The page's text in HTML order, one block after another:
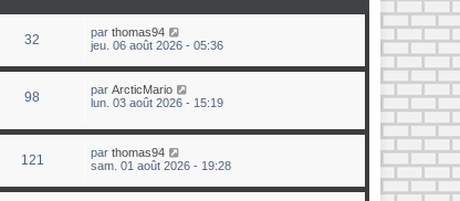
32 par thomas94
jeu. 06 août 2026 - 05:36
98 par ArcticMario
lun. 03 août 2026 - 15:19
121 par thomas94
sam. 01 août 2026 - 19:28